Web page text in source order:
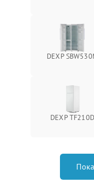
DEXP
DEXP TF210D